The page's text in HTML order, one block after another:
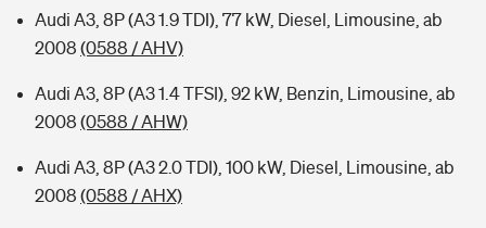
Audi A3, 8P (A3 1.9 TDI), 77 kW, Diesel, Limousine, ab
2008 (0588 / AHV)
Audi A3, 8P (A3 1.4 TFSI), 92 kW, Benzin, Limousine, ab
2008 (0588 / AHW)
Audi A3, 8P (A3 2.0 TDI), 100 kW, Diesel, Limousine, ab
2008 (0588 / AHX)